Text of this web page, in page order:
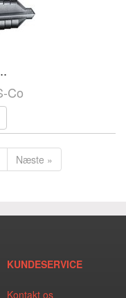
Co
Næste »
KUNDESERVICE
Kontakt os